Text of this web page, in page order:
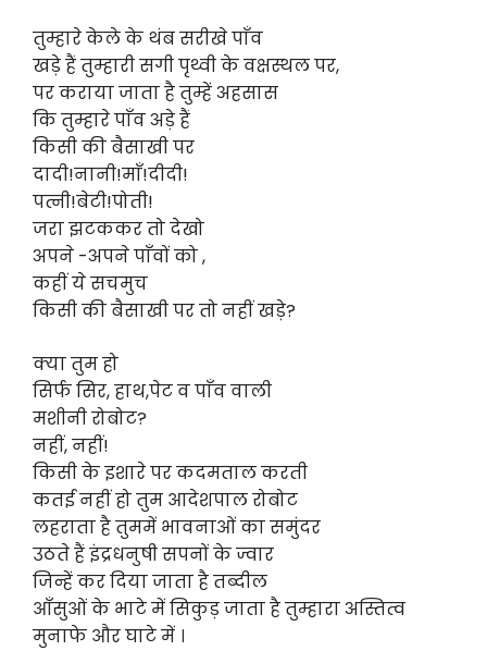
तुम्हारे केले के थंब सरीखे पाँव
खड़े हैं तुम्हारी सगी पृथ्वी के वक्षस्थल पर,
पर कराया जाता है तुम्हें अहसास
कि तुम्हारे पाँव अड़े हैं
किसी की बैसाखी पर
दादी!नानी!माँ!दीदी!
पत्नी!बेटी!पोती!
जरा झटककर तो देखो
अपने -अपने पाँवों को ,
कहीं ये सचमुच
किसी की बैसाखी पर तो नहीं खड़े?
क्या तुम हो
सिर्फ सिर, हाथ,पेट व पाँव वाली
मशीनी रोबोट?
नहीं, नहीं!
किसी के इशारे पर कदमताल करती
कतई नहीं हो तुम आदेशपाल रोबोट
लहराता है तुममें भावनाओं का समुंदर
उठते हैं इंद्रधनुषी सपनों के ज्वार
जिन्हें कर दिया जाता है तब्दील
आँसुओं के भाटे में सिकुड़ जाता है तुम्हारा अस्तित्व
मुनाफे और घाटे में ।